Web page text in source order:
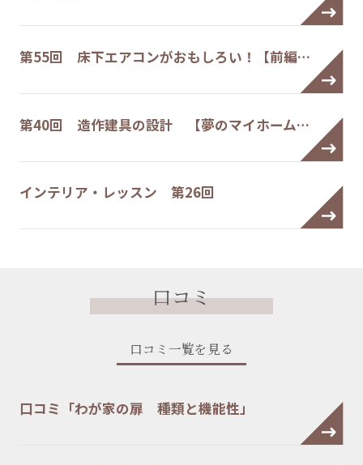
第55回 床下エアコンがおもしろい！【前編…
第40回 造作建具の設計 【夢のマイホーム…
インテリア・レッスン 第26回
口コミ
口コミ一覧を見る
口コミ「わが家の扉 種類と機能性」